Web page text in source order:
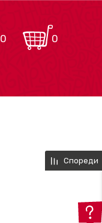
0
0
Спореди